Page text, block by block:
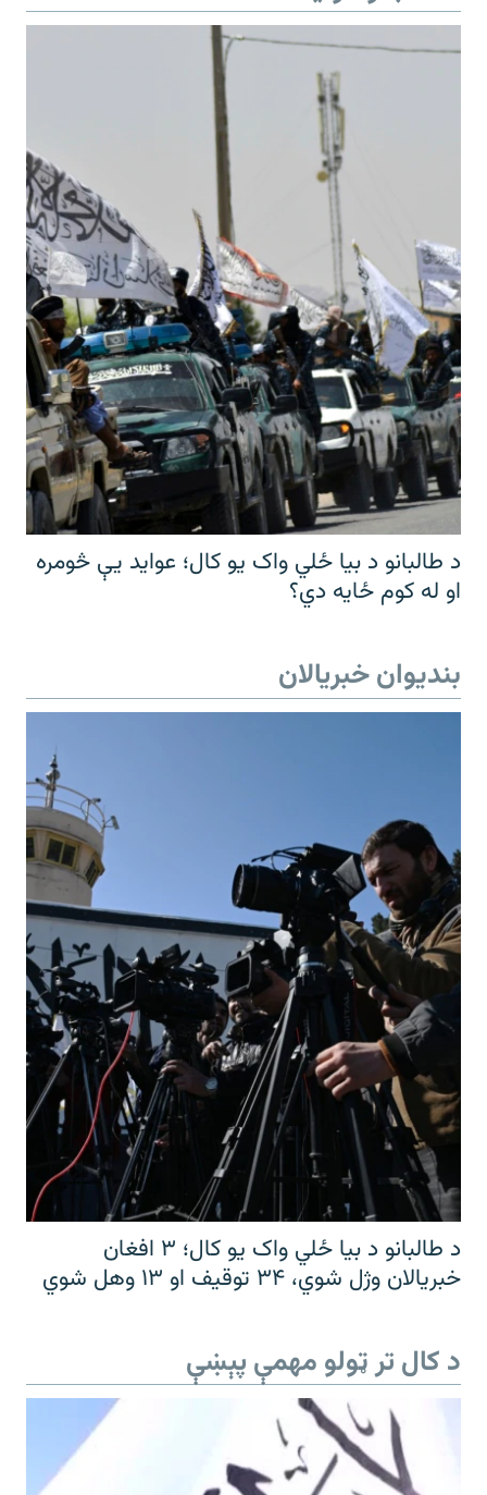
د طالبانو د بیا ځلي واک یو کال؛ عواید یې څومره
او له کوم ځایه دي؟
بندیوان خبریالان
د طالبانو د بیا ځلي واک یو کال؛ ۳ افغان
خبریالان وژل شوي، ۳۴ توقیف او ۱۳ وهل شوي
د کال تر ټولو مهمې پېښې